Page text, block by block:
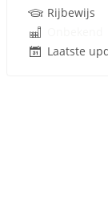
Rijbewijs
Laatste